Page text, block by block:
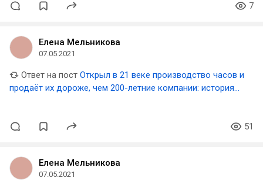
7
Елена Мельникова
07.05.2021
Ответ на пост Открыл в 21 веке производство часов и
продаёт их дороже, чем 200-летние компании: история
51
Елена Мельникова
07.05.2021